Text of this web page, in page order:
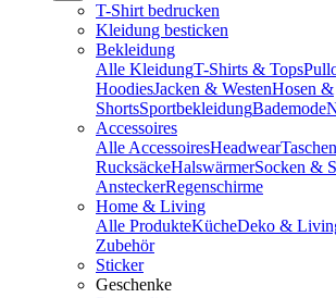
T-Shirt bedrucken
Kleidung besticken
Bekleidung
Alle KleidungT-Shirts & Tops
HoodiesJacken & WestenHosen &
ShortsSportbekleidungBademode
Accessoires
Alle AccessoiresHeadwear
RucksäckeHalswärmerSocken &
AnsteckerRegenschirme
Home & Living
Alle ProdukteKücheDeko &
Zubehör
Sticker
Geschenke